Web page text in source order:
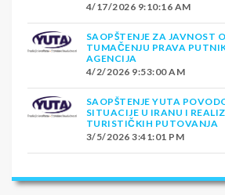
4/17/2026 9:10:16 AM
SAOPŠTENJE ZA JAVNOST
TUMAČENJU PRAVA
AGENCIJA
4/2/2026 9:53:00 AM
SAOPŠTENJE YUTA
SITUACIJE U IRANU I
TURISTIČKIH PUTOVANJA
3/5/2026 3:41:01 PM